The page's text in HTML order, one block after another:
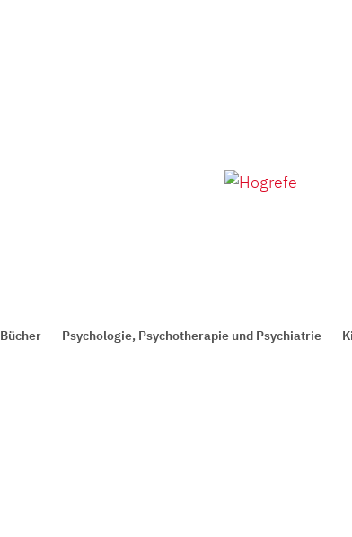
Bücher Psychologie, Psychotherapie und Psychiatrie